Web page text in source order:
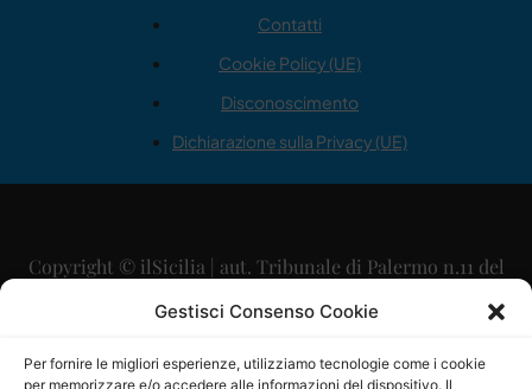
Gestisci Consenso Cookie
Per fornire le migliori esperienze, utilizziamo tecnologie come i cookie
per memorizzare e/o accedere alle informazioni del dispositivo. Il
Contatti
Cookie Policy (UE)
Disconoscimento
Dichiarazione sulla Privacy (UE)
Copyright © ilSicilia | aut. Tribunale di Palermo n.11 del
29/09/2015